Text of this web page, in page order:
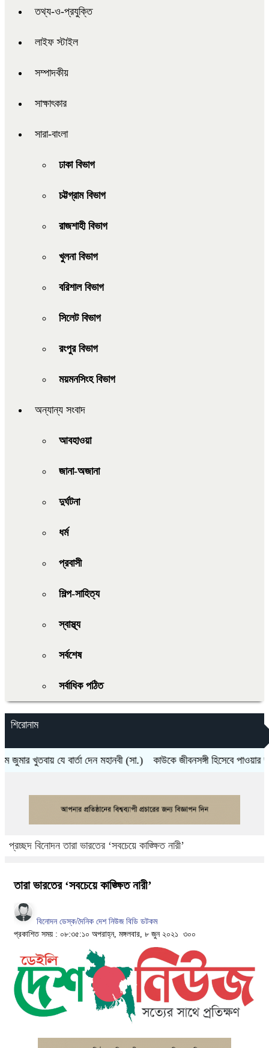
তথ্য-ও-প্রযুক্তি
লাইফ স্টাইল
সম্পাদকীয়
সাক্ষাৎকার
সারা-বাংলা
ঢাকা বিভাগ
চট্টগ্রাম বিভাগ
রাজশাহী বিভাগ
খুলনা বিভাগ
বরিশাল বিভাগ
সিলেট বিভাগ
রংপুর বিভাগ
ময়মনসিংহ বিভাগ
অন্যান্য সংবাদ
আবহাওয়া
জানা-অজানা
দুর্ঘটনা
ধর্ম
প্রবাসী
শিল্প-সাহিত্য
স্বাস্থ্য
সর্বশেষ
সর্বাধিক পঠিত
শিরোনাম
যে বার্তা দেন মহানবী (সা.) কাউকে জীবনসঙ্গী হিসেবে পাওয়ার জন্য দোয়া
প্রচ্ছদ বিনোদন তারা ভারতের ‘সবচেয়ে কাঙ্ক্ষিত নারী’
তারা ভারতের ‘সবচেয়ে কাঙ্ক্ষিত নারী’
বিনোদন ডেস্ক/দৈনিক দেশ নিউজ বিডি ডটকম
প্রকাশিত সময় : ০৮:৩৫:১০ অপরাহ্ন, মঙ্গলবার, ৮ জুন ২০২১ ৩০০